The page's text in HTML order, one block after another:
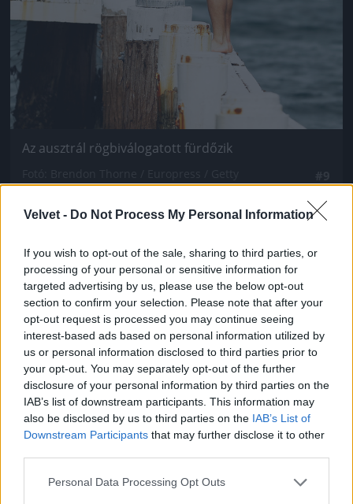
Velvet - Do Not Process My Personal Information
If you wish to opt-out of the sale, sharing to third parties, or
processing of your personal or sensitive information for
targeted advertising by us, please use the below opt-out
section to confirm your selection. Please note that after your
opt-out request is processed you may continue seeing
interest-based ads based on personal information utilized by
us or personal information disclosed to third parties prior to
your opt-out. You may separately opt-out of the further
disclosure of your personal information by third parties on the
IAB’s list of downstream participants. This information may
also be disclosed by us to third parties on the IAB’s List of
Downstream Participants that may further disclose it to other
Please note that this website/app uses one or more Google
Personal Data Processing Opt Outs
Az ausztrál rögbiválogatott fürdőzik
Jön még kép!